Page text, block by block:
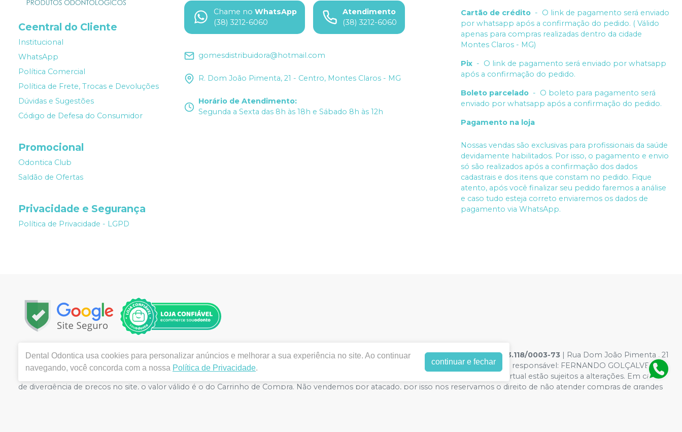
Ceentral do Cliente
Institucional
WhatsApp
Política Comercial
Política de Frete, Trocas e Devoluções
Dúvidas e Sugestões
Código de Defesa do Consumidor
Promocional
Odontica Club
Saldão de Ofertas
Privacidade e Segurança
Política de Privacidade - LGPD
Chame no WhatsApp
(38) 3212-6060
Atendimento
(38) 3212-6060
gomesdistribuidora@hotmail.com
R. Dom João Pimenta, 21 - Centro, Montes Claros - MG
Horário de Atendimento:
Segunda a Sexta das 8h às 18h e Sábado 8h às 12h
Cartão de crédito - O link de pagamento será enviado
por whatsapp após a confirmação do pedido. ( Válido
apenas para compras realizadas dentro da cidade
Montes Claros - MG)
Pix - O link de pagamento será enviado por whatsapp
após a confirmação do pedido.
Boleto parcelado - O boleto para pagamento será
enviado por whatsapp após a confirmação do pedido.
Pagamento na loja
Nossas vendas são exclusivas para profissionais da saúde
devidamente habilitados. Por isso, o pagamento e envio
só são realizados após a confirmação dos dados
cadastrais e dos itens que constam no pedido. Fique
atento, após você finalizar seu pedido faremos a análise
e caso tudo esteja correto enviaremos os dados de
pagamento via WhatsApp.
Copyright © 2022 | Todos os direitos reservados | www.dentalodontica.com.br |ODONTICA PRODUTOS ODONTOLOGICOS|03.513.118/0003-73 | Rua Dom João Pimenta , 21
, Centro , Montes Claros / MG - CEP 39400-003 | Autorizações de Funcionamento ANVISA - Medicamentos: 1.27897-8 - Farmacêutico responsável: FERNANDO GOLÇALVES
FERNANDES CRF/SP nº 43.588 | Política de Privacidade e Segurança - Fotos meramente ilustrativas - Os preços e condições da loja virtual estão sujeitos a alterações. Em caso
de divergência de preços no site, o valor válido é o do Carrinho de Compra. Não vendemos por atacado, por isso nos reservamos o direito de não atender compras de grandes
Dental Odontica usa cookies para personalizar anúncios e melhorar a sua experiência no site. Ao continuar
navegando, você concorda com a nossa Política de Privacidade.
continuar e fechar